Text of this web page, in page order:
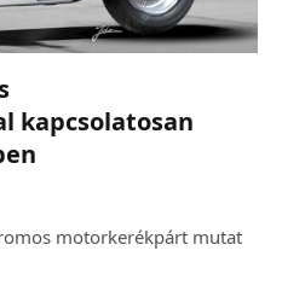
kapcsolatosan
motorkerékpárt mutat